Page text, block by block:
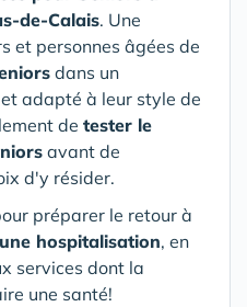
de-Calais. Une
et personnes âgées de
dans un
adapté à leur style de
de tester le
avant de
d'y résider.
préparer le retour à
hospitalisation, en
services dont la
une santé!